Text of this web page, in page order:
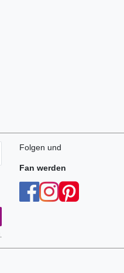
Folgen und
Fan werden